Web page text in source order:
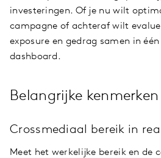
investeringen. Of je nu wilt
campagne of achteraf wilt
exposure en gedrag samen in
dashboard.
Belangrijke kenmerken
Crossmediaal bereik in
Meet het werkelijke bereik en de